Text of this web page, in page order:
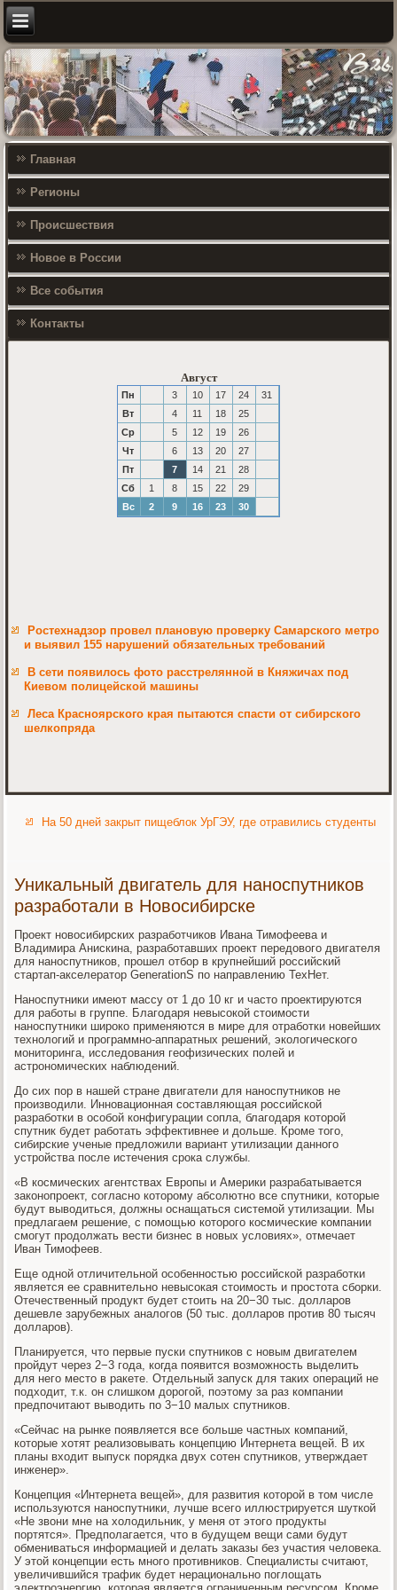
Главная
Регионы
Происшествия
Новое в России
Все события
Контакты
Август
Пн 3 10 17 24
31
Вт
4 11 18
25
Ср
5 12 19
26
Чт
6 13 20
27
Пт
7 14 21
28
Сб
1 8 15 22
29
Вс
2 9 16 23 30
Ростехнадзор провел плановую проверку Самарского метро
и выявил 155 нарушений обязательных требований
В сети появилось фото расстрелянной в Княжичах под
Киевом полицейской машины
Леса Красноярского края пытаются спасти от сибирского
шелкопряда
На 50 дней закрыт пищеблок УрГЭУ, где отравились студенты
Уникальный двигатель для наноспутников
разработали в Новосибирске
Проект новосибирских разработчиков Ивана Тимофеева и
Владимира Анискина, разработавших проект передового двигателя
для наноспутников, прошел отбор в крупнейший российский
стартап-акселератор GenerationS по направлению ТехНет.
Наноспутники имеют массу от 1 до 10 кг и часто проектируются
для работы в группе. Благодаря невысокой стоимости
наноспутники широко применяются в мире для отработки новейших
технологий и программно-аппаратных решений, экологического
мониторинга, исследования геофизических полей и
астрономических наблюдений.
До сих пор в нашей стране двигатели для наноспутников не
производили. Инновационная составляющая российской
разработки в особой конфигурации сопла, благодаря которой
спутник будет работать эффективнее и дольше. Кроме того,
сибирские ученые предложили вариант утилизации данного
устройства после истечения срока службы.
«В космических агентствах Европы и Америки разрабатывается
законопроект, согласно которому абсолютно все спутники, которые
будут выводиться, должны оснащаться системой утилизации. Мы
предлагаем решение, с помощью которого космические компании
смогут продолжать вести бизнес в новых условиях», отмечает
Иван Тимофеев.
Еще одной отличительной особенностью российской разработки
является ее сравнительно невысокая стоимость и простота сборки.
Отечественный продукт будет стоить на 20−30 тыс. долларов
дешевле зарубежных аналогов (50 тыс. долларов против 80 тысяч
долларов).
Планируется, что первые пуски спутников с новым двигателем
пройдут через 2−3 года, когда появится возможность выделить
для него место в ракете. Отдельный запуск для таких операций не
подходит, т.к. он слишком дорогой, поэтому за раз компании
предпочитают выводить по 3−10 малых спутников.
«Сейчас на рынке появляется все больше частных компаний,
которые хотят реализовывать концепцию Интернета вещей. В их
планы входит выпуск порядка двух сотен спутников, утверждает
инженер».
Концепция «Интернета вещей», для развития которой в том числе
используются наноспутники, лучше всего иллюстрируется шуткой
«Не звони мне на холодильник, у меня от этого продукты
портятся». Предполагается, что в будущем вещи сами будут
обмениваться информацией и делать заказы без участия человека.
У этой концепции есть много противников. Специалисты считают,
увеличившийся трафик будет нерационально поглощать